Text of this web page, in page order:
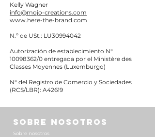
Kelly Wagner
info@mojo-creations.com
www.here-the-brand.com
N.º de USt.: LU30994042
Autorización de establecimiento N°
10098362/0 entregada por el Ministère des
Classes Moyennes (Luxemburgo)
N° del Registro de Comercio y Sociedades
(RCS/LBR): A42619
SOBRE NOSOTROS
Sobre nosotros